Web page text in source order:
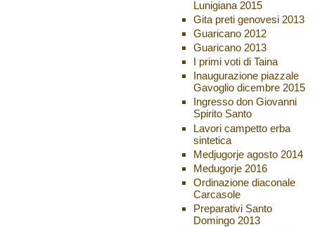
Lunigiana 2015
Gita preti genovesi 2013
Guaricano 2012
Guaricano 2013
I primi voti di Taina
Inaugurazione piazzale
Gavoglio dicembre 2015
Ingresso don Giovanni
Spirito Santo
Lavori campetto erba
sintetica
Medjugorje agosto 2014
Medugorje 2016
Ordinazione diaconale
Carcasole
Preparativi Santo
Domingo 2013